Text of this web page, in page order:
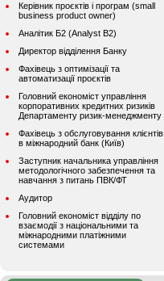
Керівник проєктів і програм (small
business product owner)
Аналітик Б2 (Analyst B2)
Директор відділення Банку
Фахівець з оптимізації та
автоматизації проєктів
Головний економіст управління
корпоративних кредитних ризиків
Департаменту ризик-менеджменту
Фахівець з обслуговування клієнтів
в міжнародний банк (Київ)
Заступник начальника управління
методологічного забезпечення та
навчання з питань ПВК/ФТ
Аудитор
Головний економіст відділу по
взаємодії з національними та
міжнародними платіжними
системами